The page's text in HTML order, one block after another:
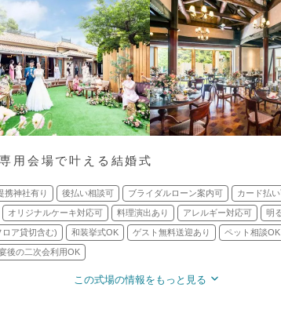
用会場で叶える結婚式
携神社有り 後払い相談可 ブライダルローン案内可 カード払
オリジナルケーキ対応可 料理演出あり アレルギー対応可 明
ロア貸切含む) 和装挙式OK ゲスト無料送迎あり ペット相談OK
後の二次会利用OK
この式場の情報をもっと見る